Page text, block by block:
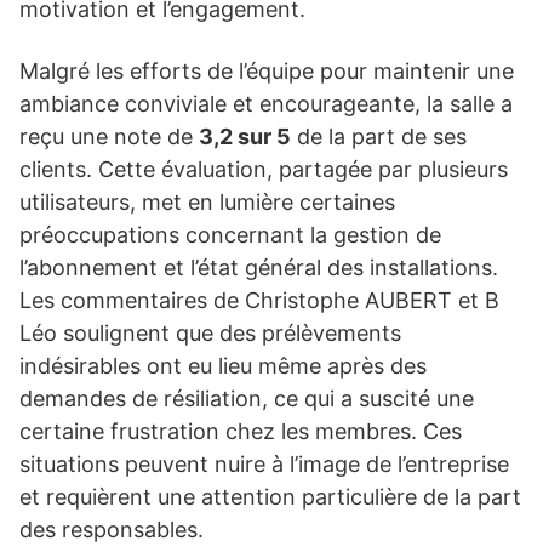
motivation et l’engagement.
Malgré les efforts de l’équipe pour maintenir une
ambiance conviviale et encourageante, la salle a
reçu une note de 3,2 sur 5 de la part de ses
clients. Cette évaluation, partagée par plusieurs
utilisateurs, met en lumière certaines
préoccupations concernant la gestion de
l’abonnement et l’état général des installations.
Les commentaires de Christophe AUBERT et B
Léo soulignent que des prélèvements
indésirables ont eu lieu même après des
demandes de résiliation, ce qui a suscité une
certaine frustration chez les membres. Ces
situations peuvent nuire à l’image de l’entreprise
et requièrent une attention particulière de la part
des responsables.